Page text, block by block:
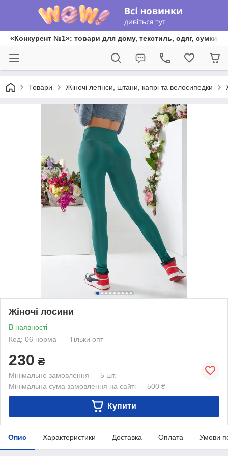
«Конкурент №1»: товари для дому, текстиль, одяг, сумки
Товари Жіночі легінси, штани, капрі та велосипедки
Жіночі лосини
В наявності
Код: 06 норма
Тільки опт
230 ₴
Мінімальне замовлення — 5 шт.
Мінімальна сума замовлення на сайті — 500 ₴
Купити
Опис Характеристики Доставка Оплата Умови